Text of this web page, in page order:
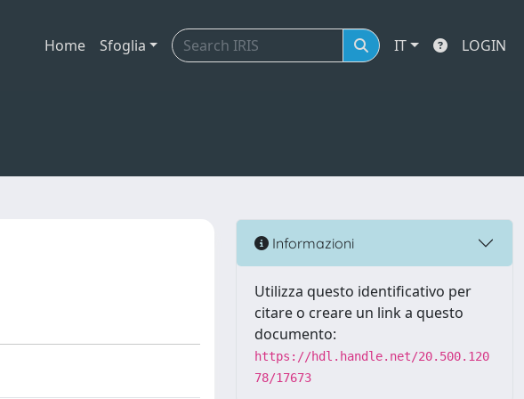
Home Sfoglia IT LOGIN
Informazioni
Utilizza questo identificativo per
citare o creare un link a questo
documento:
https://hdl.handle.net/20.500.120
78/17673